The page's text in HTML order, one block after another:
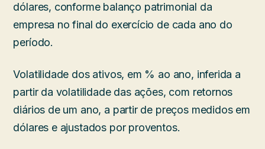
dólares, conforme balanço patrimonial da
empresa no final do exercício de cada ano do
período.
Volatilidade dos ativos, em % ao ano, inferida a
partir da volatilidade das ações, com retornos
diários de um ano, a partir de preços medidos em
dólares e ajustados por proventos.